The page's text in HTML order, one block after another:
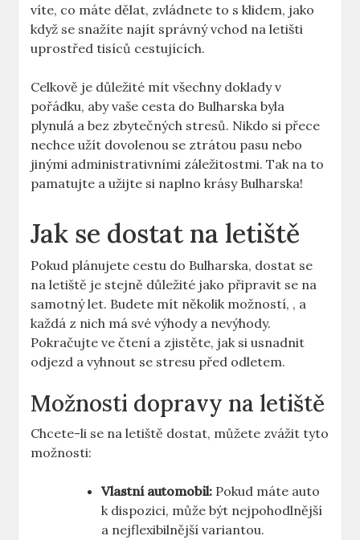
víte, co máte dělat, zvládnete to s klidem, jako
když se snažíte najít správný vchod na letišti
uprostřed tisíců cestujících.
Celkově je důležité mít všechny doklady v
pořádku, aby vaše cesta do Bulharska byla
plynulá a bez zbytečných stresů. Nikdo si přece
nechce užít dovolenou se ztrátou pasu nebo
jinými administrativními záležitostmi. Tak na to
pamatujte a užijte si naplno krásy Bulharska!
Jak se dostat na letiště
Pokud plánujete cestu do Bulharska, dostat se
na letiště je stejně důležité jako připravit se na
samotný let. Budete mít několik možností, , a
každá z nich má své výhody a nevýhody.
Pokračujte ve čtení a zjistěte, jak si usnadnit
odjezd a vyhnout se stresu před odletem.
Možnosti dopravy na letiště
Chcete-li se na letiště dostat, můžete zvážit tyto
možnosti:
Vlastní automobil: Pokud máte auto
k dispozici, může být nejpohodlnější
a nejflexibilnější variantou.